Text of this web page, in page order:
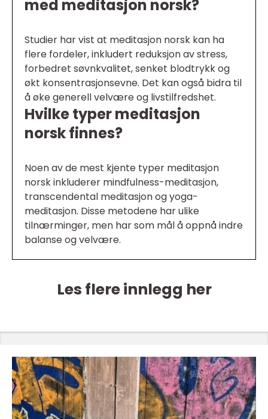
med meditasjon norsk?
Studier har vist at meditasjon norsk kan ha
flere fordeler, inkludert reduksjon av stress,
forbedret søvnkvalitet, senket blodtrykk og
økt konsentrasjonsevne. Det kan også bidra til
å øke generell velvære og livstilfredshet.
Hvilke typer meditasjon
norsk finnes?
Noen av de mest kjente typer meditasjon
norsk inkluderer mindfulness-meditasjon,
transcendental meditasjon og yoga-
meditasjon. Disse metodene har ulike
tilnærminger, men har som mål å oppnå indre
balanse og velvære.
Les flere innlegg her